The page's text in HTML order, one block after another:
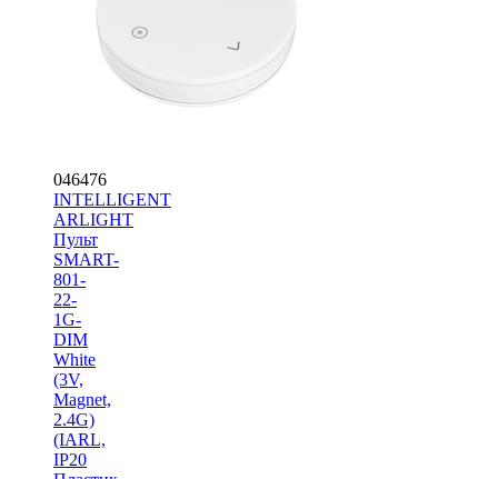
046476
INTELLIGENT
ARLIGHT
Пульт
SMART-
801-
22-
1G-
DIM
White
(3V,
Magnet,
2.4G)
(IARL,
IP20